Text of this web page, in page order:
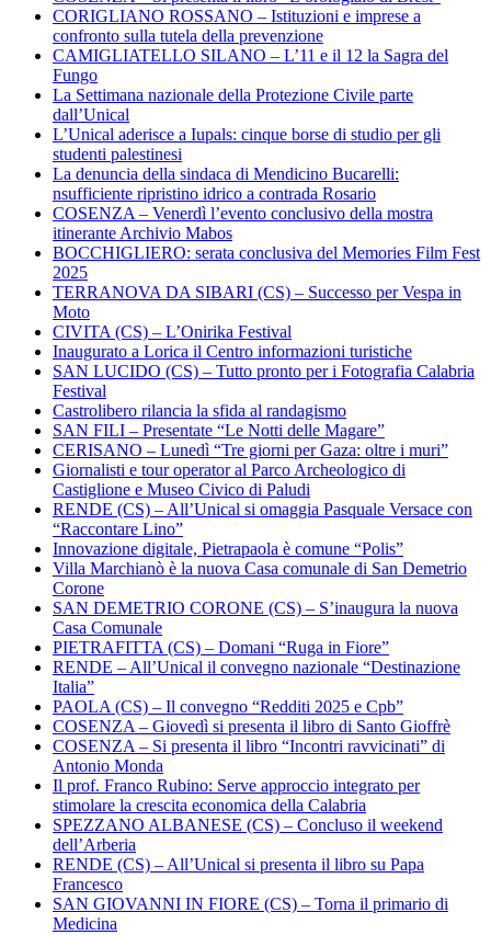
CORIGLIANO ROSSANO – Istituzioni e imprese a
confronto sulla tutela della prevenzione
CAMIGLIATELLO SILANO – L’11 e il 12 la Sagra del
Fungo
La Settimana nazionale della Protezione Civile parte
dall’Unical
L’Unical aderisce a Iupals: cinque borse di studio per gli
studenti palestinesi
La denuncia della sindaca di Mendicino Bucarelli:
nsufficiente ripristino idrico a contrada Rosario
COSENZA – Venerdì l’evento conclusivo della mostra
itinerante Archivio Mabos
BOCCHIGLIERO: serata conclusiva del Memories Film Fest
2025
TERRANOVA DA SIBARI (CS) – Successo per Vespa in
Moto
CIVITA (CS) – L’Onirika Festival
Inaugurato a Lorica il Centro informazioni turistiche
SAN LUCIDO (CS) – Tutto pronto per i Fotografia Calabria
Festival
Castrolibero rilancia la sfida al randagismo
SAN FILI – Presentate “Le Notti delle Magare”
CERISANO – Lunedì “Tre giorni per Gaza: oltre i muri”
Giornalisti e tour operator al Parco Archeologico di
Castiglione e Museo Civico di Paludi
RENDE (CS) – All’Unical si omaggia Pasquale Versace con
“Raccontare Lino”
Innovazione digitale, Pietrapaola è comune “Polis”
Villa Marchianò è la nuova Casa comunale di San Demetrio
Corone
SAN DEMETRIO CORONE (CS) – S’inaugura la nuova
Casa Comunale
PIETRAFITTA (CS) – Domani “Ruga in Fiore”
RENDE – All’Unical il convegno nazionale “Destinazione
Italia”
PAOLA (CS) – Il convegno “Redditi 2025 e Cpb”
COSENZA – Giovedì si presenta il libro di Santo Gioffrè
COSENZA – Si presenta il libro “Incontri ravvicinati” di
Antonio Monda
Il prof. Franco Rubino: Serve approccio integrato per
stimolare la crescita economica della Calabria
SPEZZANO ALBANESE (CS) – Concluso il weekend
dell’Arberia
RENDE (CS) – All’Unical si presenta il libro su Papa
Francesco
SAN GIOVANNI IN FIORE (CS) – Torna il primario di
Medicina